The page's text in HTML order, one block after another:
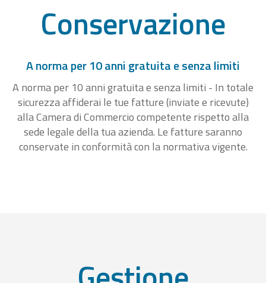
Conservazione
A norma per 10 anni gratuita e senza limiti
A norma per 10 anni gratuita e senza limiti - In totale
sicurezza affiderai le tue fatture (inviate e ricevute)
alla Camera di Commercio competente rispetto alla
sede legale della tua azienda. Le fatture saranno
conservate in conformità con la normativa vigente.